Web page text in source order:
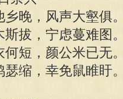
晚，风声大壑俱
拔，宁虑蔓难图
短，颜公米已无
缩，幸免鼠睢盱